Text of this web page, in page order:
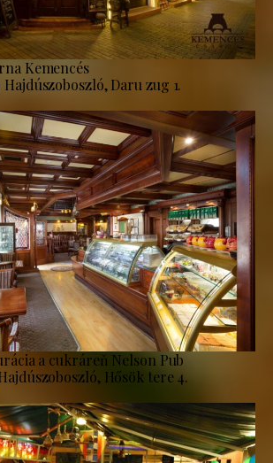
Kemencés
Hajdúszoboszló, Daru zug 1.
a cukráreň Nelson Pub
Hősök tere 4.